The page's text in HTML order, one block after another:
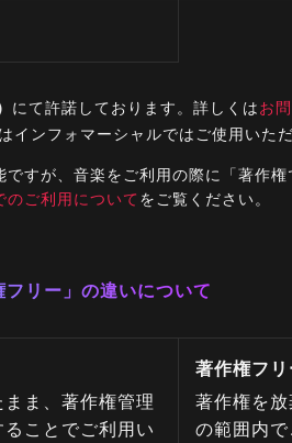
にて許諾しております。詳しくはお
ンフォマーシャルではご使用いただ
すが、音楽をご利用の際に「著作
のご利用についてをご覧ください。
フリー」の違いについて
ま、著作権管理
ことでご利用い
著作権フリ
著作権を
の範囲内で